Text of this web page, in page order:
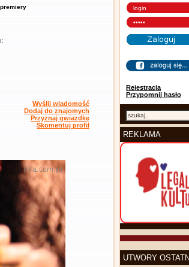
Wyślij wiadomość
Dodaj do znajomych
Przyznaj gwiazdkę
Skomentuj profil
Rejestracja
Przypomnij hasło
REKLAMA
UTWORY